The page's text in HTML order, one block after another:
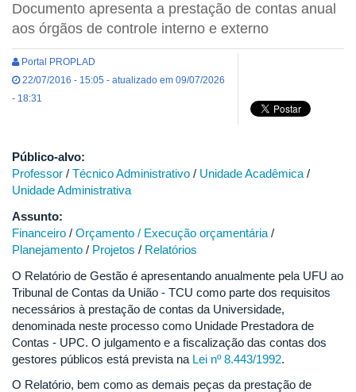
Documento apresenta a prestação de contas anual
aos órgãos de controle interno e externo
Portal PROPLAD
22/07/2016 - 15:05 - atualizado em 09/07/2026
- 18:31
Público-alvo:
Professor / Técnico Administrativo / Unidade Acadêmica /
Unidade Administrativa
Assunto:
Financeiro / Orçamento / Execução orçamentária /
Planejamento / Projetos / Relatórios
O Relatório de Gestão é apresentando anualmente pela UFU ao
Tribunal de Contas da União - TCU como parte dos requisitos
necessários à prestação de contas da Universidade,
denominada neste processo como Unidade Prestadora de
Contas - UPC. O julgamento e a fiscalização das contas dos
gestores públicos está prevista na Lei nº 8.443/1992.
O Relatório, bem como as demais peças da prestação de